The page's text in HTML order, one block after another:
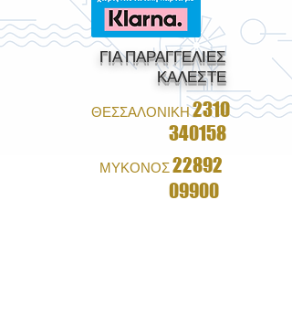
ΓΙΑ ΠΑΡΑΓΓΕΛΙΕΣ
ΚΑΛΕΣΤΕ
ΘΕΣΣΑΛΟΝΙΚΗ2310
340158
ΜΥΚΟΝΟΣ22892
09900